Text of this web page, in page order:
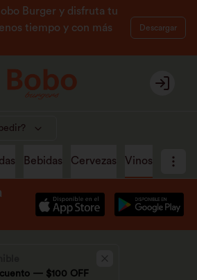
Burger y disfruta tu
tiempo y con más
Descargar
Login
Bebidas Cervezas Vinos
— $100 OFF